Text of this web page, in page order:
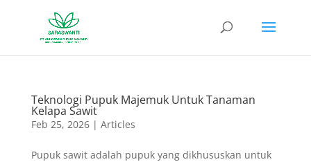
Teknologi Pupuk Majemuk Untuk Tanaman
Kelapa Sawit
Feb 25, 2026| Articles
Pupuk sawit adalah pupuk yang dikhususkan untuk